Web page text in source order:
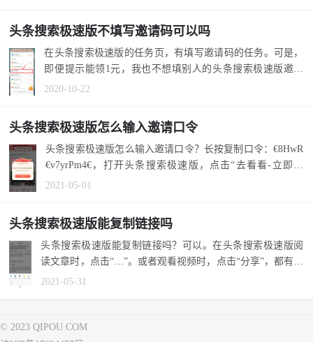
头条搜索极速版不填写邀请码可以吗
在头条搜索极速版的任务页，有填写邀请码的任务。可是，
即便提示能领1元，我也不想填别人的头条搜索极速版邀请
码。这种情况下...
2020-10-22
头条搜索极速版怎么输入邀请口令
头条搜索极速版怎么输入邀请口令？长按复制口令：€8HwR
€v7yrPm4€，打开头条搜索极速版，点击“去看看-立即领
取”。 1.在当前页...
2021-05-01
头条搜索极速版能复制链接吗
头条搜索极速版能复制链接吗？可以。在头条搜索极速版阅
读文章时，点击“…”。或者观看视频时，点击“分享”，都有复
制链接...
2021-05-31
© 2023 QIPOU.COM